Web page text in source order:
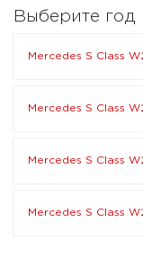
Выберите год
Mercedes S Class
Mercedes S Class
Mercedes S Class
Mercedes S Class